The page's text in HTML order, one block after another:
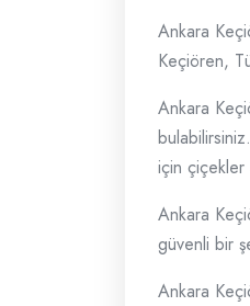
Ankara
Keçiören,
Ankara
için çiçekler
Ankara
güvenli bir
Ankara